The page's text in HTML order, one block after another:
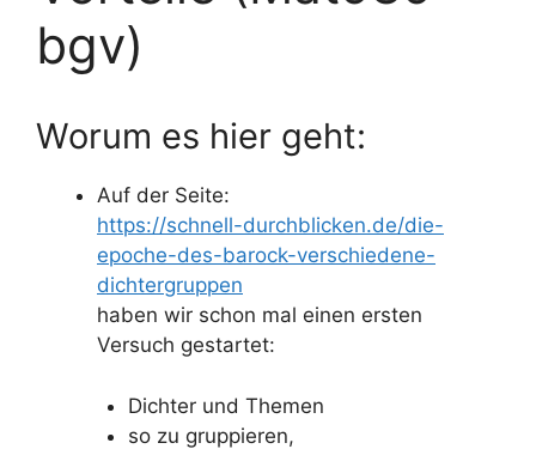
bgv)
Worum es hier geht:
Auf der Seite:
https://schnell-durchblicken.de/die-
epoche-des-barock-verschiedene-
dichtergruppen
haben wir schon mal einen ersten
Versuch gestartet:
Dichter und Themen
so zu gruppieren,